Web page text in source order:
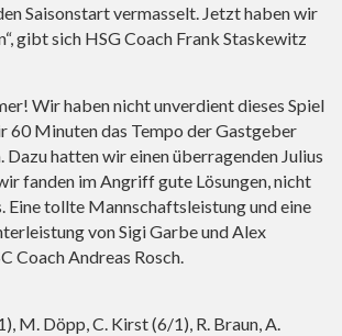
Saisonstart vermasselt. Jetzt haben wir
gibt sich HSG Coach Frank Staskewitz
Wir haben nicht unverdient dieses Spiel
60 Minuten das Tempo der Gastgeber
Dazu hatten wir einen überragenden Julius
fanden im Angriff gute Lösungen, nicht
Eine tollte Mannschaftsleistung und eine
von Sigi Garbe und Alex
Coach Andreas Rosch.
M. Döpp, C. Kirst (6/1), R. Braun, A.